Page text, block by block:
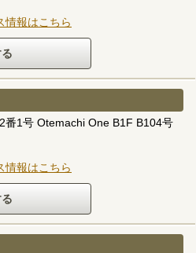
情報はこちら
番1号 Otemachi One B1F B104号
情報はこちら